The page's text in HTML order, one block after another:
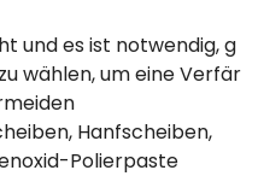
und es ist notwendig, g
wählen, um eine Verfär
Hanfscheiben,
Polierpaste